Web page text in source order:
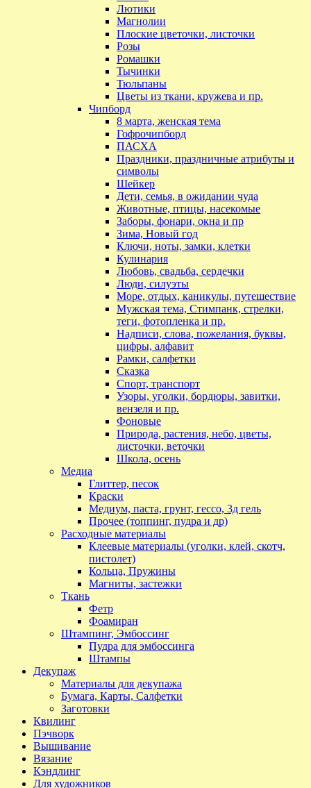
Лютики
Магнолии
Плоские цветочки, листочки
Розы
Ромашки
Тычинки
Тюльпаны
Цветы из ткани, кружева и пр.
Чипборд
8 марта, женская тема
Гофрочипборд
ПАСХА
Праздники, праздничные атрибуты и
символы
Шейкер
Дети, семья, в ожидании чуда
Животные, птицы, насекомые
Заборы, фонари, окна и пр
Зима, Новый год
Ключи, ноты, замки, клетки
Кулинария
Любовь, свадьба, сердечки
Люди, силуэты
Море, отдых, каникулы, путешествие
Мужская тема, Стимпанк, стрелки,
теги, фотопленка и пр.
Надписи, слова, пожелания, буквы,
цифры, алфавит
Рамки, салфетки
Сказка
Спорт, транспорт
Узоры, уголки, бордюры, завитки,
вензеля и пр.
Фоновые
Природа, растения, небо, цветы,
листочки, веточки
Школа, осень
Медиа
Глиттер, песок
Краски
Медиум, паста, грунт, гессо, 3д гель
Прочее (топпинг, пудра и др)
Расходные материалы
Клеевые материалы (уголки, клей, скотч,
пистолет)
Кольца, Пружины
Магниты, застежки
Ткань
Фетр
Фоамиран
Штампинг, Эмбоссинг
Пудра для эмбоссинга
Штампы
Декупаж
Материалы для декупажа
Бумага, Карты, Салфетки
Заготовки
Квилинг
Пэчворк
Вышивание
Вязание
Кэндлинг
Для художников